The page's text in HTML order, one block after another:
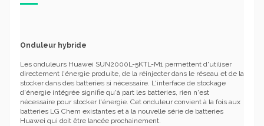
Onduleur hybride
Les onduleurs Huawei SUN2000L-5KTL-M1 permettent d'utiliser
directement l'énergie produite, de la réinjecter dans le réseau et de la
stocker dans des batteries si nécessaire. L'interface de stockage
d'énergie intégrée signifie qu'à part les batteries, rien n'est
nécessaire pour stocker l'énergie. Cet onduleur convient à la fois aux
batteries LG Chem existantes et à la nouvelle série de batteries
Huawei qui doit être lancée prochainement.